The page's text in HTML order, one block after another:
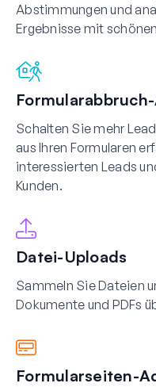
Abstimmungen und
Ergebnisse mit
Schalten Sie mehr
aus Ihren Formularen
interessierten Leads
Kunden.
Datei-Uploads
Sammeln Sie Dateien
Dokumente und PDFs
Formularseiten-